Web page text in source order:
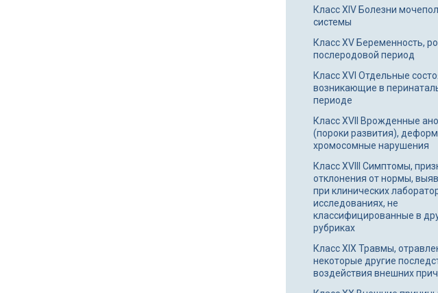
Класс XIV Болезни
системы
Класс XV Беременность,
послеродовой период
Класс XVI Отдельные
возникающие в
периоде
Класс XVII Врожденные
(пороки развития),
хромосомные нарушения
Класс XVIII Симптомы,
отклонения от нормы,
при клинических
исследованиях, не
классифицированные в
рубриках
Класс XIX Травмы,
некоторые другие
воздействия внешних